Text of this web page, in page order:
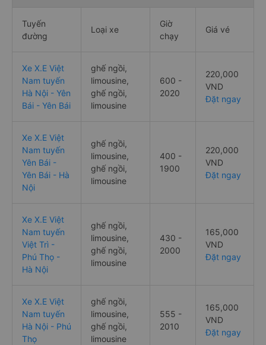
Tuyến
đường
Loại xe
Giờ
chạy
Giá vé
Xe X.E Việt
Nam tuyến
Hà Nội - Yên
Bái - Yên Bái
ghế ngồi,
limousine,
ghế ngồi,
limousine
600 -
2020
220,000
VND
Đặt ngay
Xe X.E Việt
Nam tuyến
Yên Bái -
Yên Bái - Hà
Nội
ghế ngồi,
limousine,
ghế ngồi,
limousine
400 -
1900
220,000
VND
Đặt ngay
Xe X.E Việt
Nam tuyến
Việt Trì -
Phú Thọ -
Hà Nội
ghế ngồi,
limousine,
ghế ngồi,
limousine
430 -
2000
165,000
VND
Đặt ngay
Xe X.E Việt
Nam tuyến
Hà Nội - Phú
Thọ
ghế ngồi,
limousine,
ghế ngồi,
limousine
555 -
2010
165,000
VND
Đặt ngay